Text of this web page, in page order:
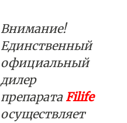
Внимание!
Единственный
официальный
дилер
препаратаFilife
осуществляет